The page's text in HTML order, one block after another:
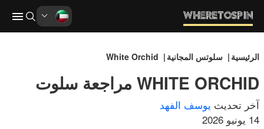
الرئيسية سلوتس المجانية White Orchid
WHITE ORCHID مراجعة سلوت
آخر تحديث يوسف الفهد
14 يونيو 2026